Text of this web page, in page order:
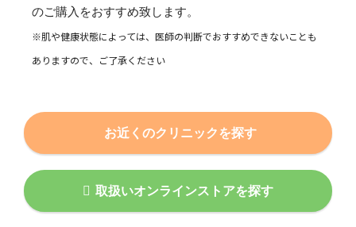
のご購入をおすすめ致します。
※肌や健康状態によっては、医師の判断でおすすめできないことも
ありますので、ご了承ください
お近くのクリニックを探す
取扱いオンラインストアを探す